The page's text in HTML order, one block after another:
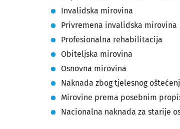
Invalidska mirovina
Privremena invalidska mirovina
Profesionalna rehabilitacija
Obiteljska mirovina
Osnovna mirovina
Naknada zbog tjelesnog
Mirovine prema posebnim
Nacionalna naknada za starije